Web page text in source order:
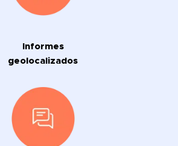
Informes
geolocalizados